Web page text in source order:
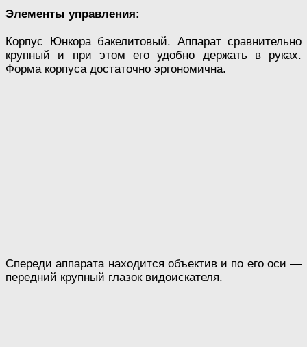
Элементы управления:
Корпус Юнкора бакелитовый. Аппарат сравнительно
крупный и при этом его удобно держать в руках.
Форма корпуса достаточно эргономична.
Спереди аппарата находится объектив и по его оси —
передний крупный глазок видоискателя.